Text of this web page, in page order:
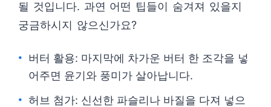
될 것입니다. 과연 어떤 팁들이 숨겨져 있을지
궁금하시지 않으신가요?
버터 활용: 마지막에 차가운 버터 한 조각을 넣
어주면 윤기와 풍미가 살아납니다.
허브 첨가: 신선한 파슬리나 바질을 다져 넣으